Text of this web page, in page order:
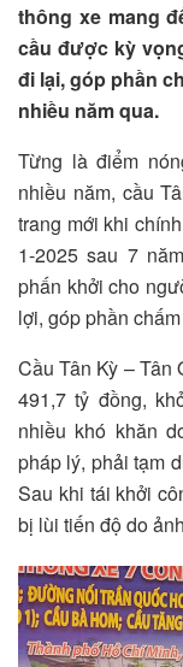
thông xe mang
cầu được kỳ
đi lại, góp phần
nhiều năm qua.
Từng là điểm
nhiều năm, cầu
trang mới khi
1-2025 sau 7
phấn khởi cho
lợi, góp phần
Cầu Tân Kỳ – Tân
491,7 tỷ đồng,
nhiều khó khăn
pháp lý, phải tạm
Sau khi tái khởi
bị lùi tiến độ do